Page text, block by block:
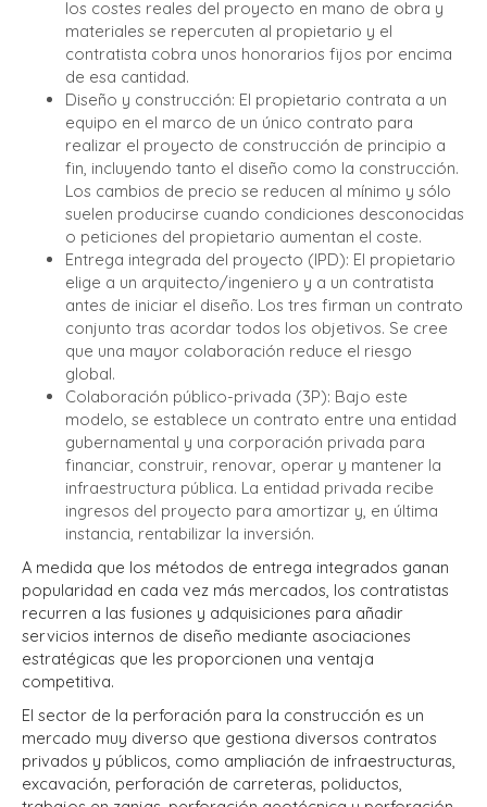
los costes reales del proyecto en mano de obra y
materiales se repercuten al propietario y el
contratista cobra unos honorarios fijos por encima
de esa cantidad.
Diseño y construcción: El propietario contrata a un
equipo en el marco de un único contrato para
realizar el proyecto de construcción de principio a
fin, incluyendo tanto el diseño como la construcción.
Los cambios de precio se reducen al mínimo y sólo
suelen producirse cuando condiciones desconocidas
o peticiones del propietario aumentan el coste.
Entrega integrada del proyecto (IPD): El propietario
elige a un arquitecto/ingeniero y a un contratista
antes de iniciar el diseño. Los tres firman un contrato
conjunto tras acordar todos los objetivos. Se cree
que una mayor colaboración reduce el riesgo
global.
Colaboración público-privada (3P): Bajo este
modelo, se establece un contrato entre una entidad
gubernamental y una corporación privada para
financiar, construir, renovar, operar y mantener la
infraestructura pública. La entidad privada recibe
ingresos del proyecto para amortizar y, en última
instancia, rentabilizar la inversión.
A medida que los métodos de entrega integrados ganan
popularidad en cada vez más mercados, los contratistas
recurren a las fusiones y adquisiciones para añadir
servicios internos de diseño mediante asociaciones
estratégicas que les proporcionen una ventaja
competitiva.
El sector de la perforación para la construcción es un
mercado muy diverso que gestiona diversos contratos
privados y públicos, como ampliación de infraestructuras,
excavación, perforación de carreteras, poliductos,